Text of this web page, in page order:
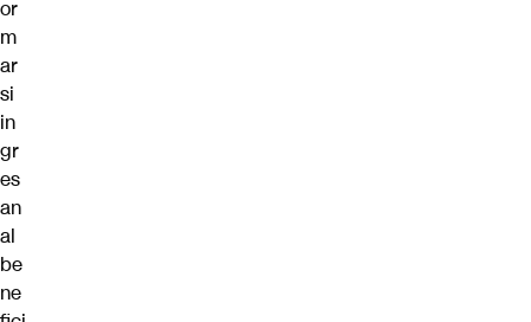
or
m
ar
si
in
gr
es
an
al
be
ne